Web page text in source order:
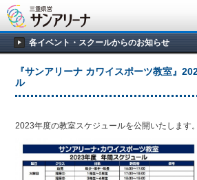
各イベント・スクールからのお知らせ
『サンアリーナ カワイスポーツ教室』
ル
2023年度の教室スケジュールを公開いたします。